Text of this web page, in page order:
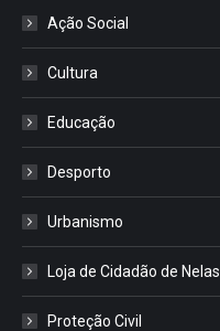
Ação Social
Cultura
Educação
Desporto
Urbanismo
Loja de Cidadão de Nelas
Proteção Civil